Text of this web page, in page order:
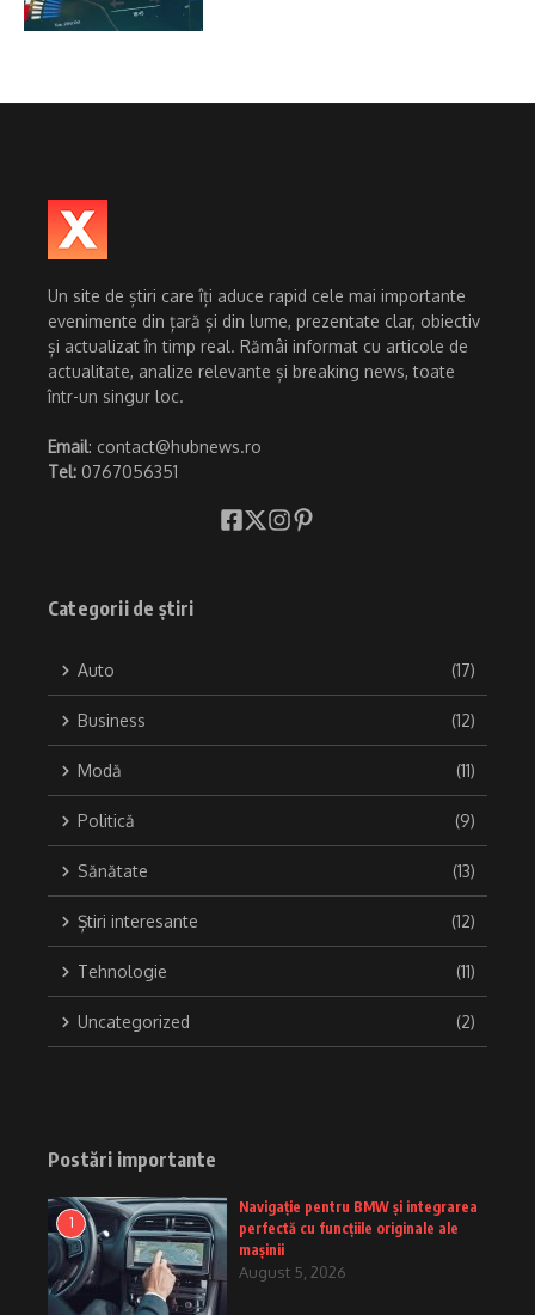
Un site de știri care îți aduce rapid cele mai importante
evenimente din țară și din lume, prezentate clar, obiectiv
și actualizat în timp real. Rămâi informat cu articole de
actualitate, analize relevante și breaking news, toate
într-un singur loc.
Email: contact@hubnews.ro
Tel: 0767056351
Categorii de știri
Auto (17)
Business (12)
Modă (11)
Politică (9)
Sănătate (13)
Știri interesante (12)
Tehnologie (11)
Uncategorized (2)
Postări importante
1
Navigație pentru BMW și integrarea
perfectă cu funcțiile originale ale
mașinii
August 5, 2026